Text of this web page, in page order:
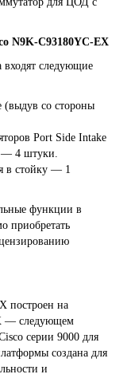
N9K-C93180YC-EX
входят следующие
(выдув со стороны
Port Side Intake
— 4 штуки.
в стойку — 1
функции в
приобретать
построен на
— следующем
серии 9000 для
создана для
и